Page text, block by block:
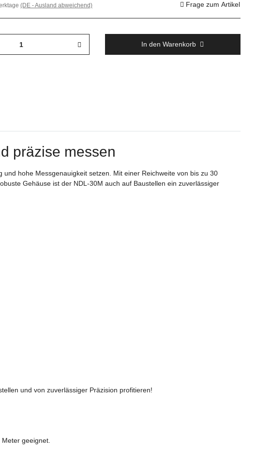
(DE - Ausland abweichend) Frage zum Artikel
In den Warenkorb
präzise messen
hohe Messgenauigkeit setzen. Mit einer Reichweite von bis zu 30
Gehäuse ist der NDL-30M auch auf Baustellen ein zuverlässiger
und von zuverlässiger Präzision profitieren!
geeignet.